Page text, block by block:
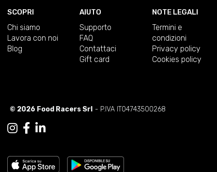
SCOPRI
Chi siamo
Lavora con noi
Blog
AIUTO
Supporto
FAQ
Contattaci
Gift card
NOTE LEGALI
Termini e
condizioni
Privacy policy
Cookies policy
© 2026 Food Racers Srl - P.IVA IT04743500268